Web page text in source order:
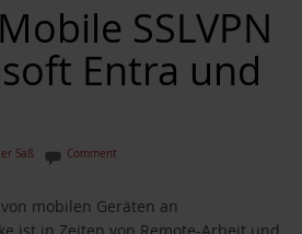
SSLVPN
Entra und
Saß Comment
mobilen Geräten an